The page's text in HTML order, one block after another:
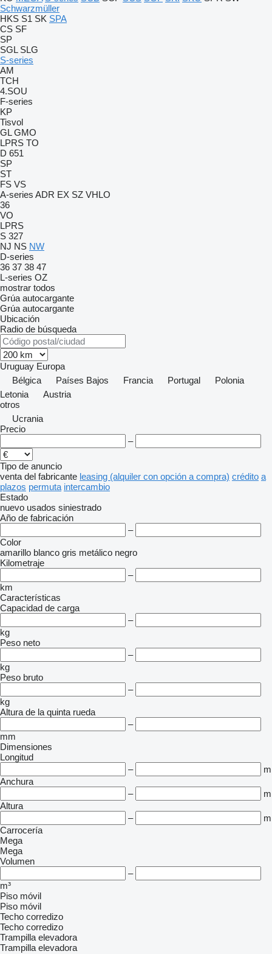
Schwarzmüller
HKS S1 SK SPA
CS SF
SP
SGL SLG
S-series
AM
TCH
4.SOU
F-series
KP
Tisvol
GL GMO
LPRS TO
D 651
SP
ST
FS VS
A-series ADR EX SZ VHLO
36
VO
LPRS
S 327
NJ NS NW
D-series
36 37 38 47
L-series OZ
mostrar todos
Grúa autocargante
Grúa autocargante
Ubicación
Radio de búsqueda
Uruguay Europa
Bélgica
Países Bajos Francia Portugal
Polonia
Letonia
Austria
otros
Ucrania
Precio
–
Tipo de anuncio
venta del fabricante leasing (alquiler con opción a compra) crédito a
plazos permuta intercambio
Estado
nuevo usados siniestrado
Año de fabricación
–
Color
amarillo blanco gris metálico negro
Kilometraje
–
km
Características
Capacidad de carga
–
kg
Peso neto
–
kg
Peso bruto
–
kg
Altura de la quinta rueda
–
mm
Dimensiones
Longitud
–
m
Anchura
–
m
Altura
–
m
Carrocería
Mega
Mega
Volumen
–
m³
Piso móvil
Piso móvil
Techo corredizo
Techo corredizo
Trampilla elevadora
Trampilla elevadora